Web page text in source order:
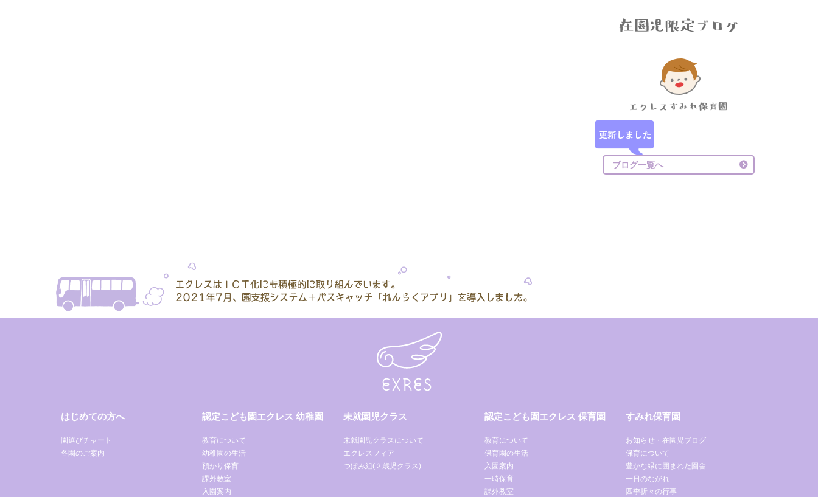
ブログ一覧へ
はじめての方へ
園選びチャート
各園のご案内
認定こども園エクレス 幼稚園
教育について
幼稚園の生活
預かり保育
課外教室
入園案内
未就園児クラス
未就園児クラスについて
エクレスフィア
つぼみ組(２歳児クラス)
認定こども園エクレス 保育園
教育について
保育園の生活
入園案内
一時保育
課外教室
すみれ保育園
お知らせ・在園児ブログ
保育について
豊かな緑に囲まれた園舎
一日のながれ
四季折々の行事